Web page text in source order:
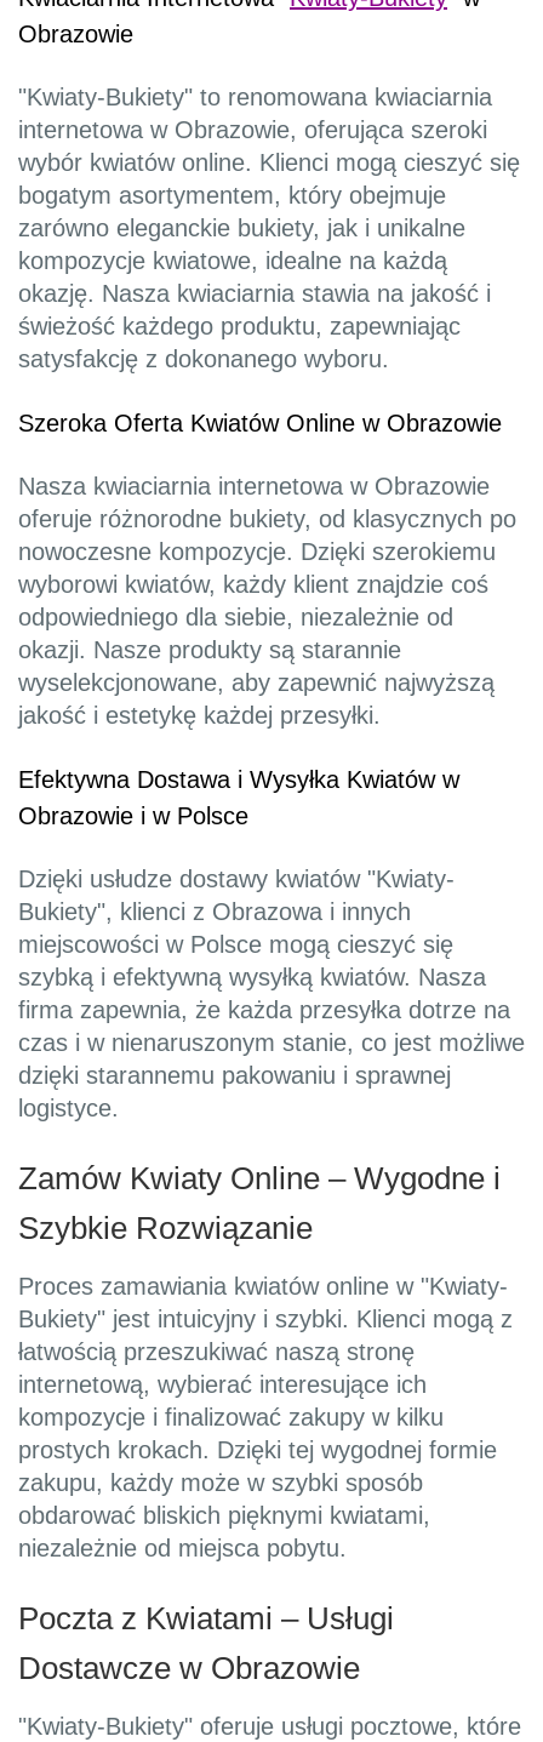
Obrazowie
"Kwiaty-Bukiety" to renomowana kwiaciarnia
internetowa w Obrazowie, oferująca szeroki
wybór kwiatów online. Klienci mogą cieszyć się
bogatym asortymentem, który obejmuje
zarówno eleganckie bukiety, jak i unikalne
kompozycje kwiatowe, idealne na każdą
okazję. Nasza kwiaciarnia stawia na jakość i
świeżość każdego produktu, zapewniając
satysfakcję z dokonanego wyboru.
Szeroka Oferta Kwiatów Online w Obrazowie
Nasza kwiaciarnia internetowa w Obrazowie
oferuje różnorodne bukiety, od klasycznych po
nowoczesne kompozycje. Dzięki szerokiemu
wyborowi kwiatów, każdy klient znajdzie coś
odpowiedniego dla siebie, niezależnie od
okazji. Nasze produkty są starannie
wyselekcjonowane, aby zapewnić najwyższą
jakość i estetykę każdej przesyłki.
Efektywna Dostawa i Wysyłka Kwiatów w
Obrazowie i w Polsce
Dzięki usłudze dostawy kwiatów "Kwiaty-
Bukiety", klienci z Obrazowa i innych
miejscowości w Polsce mogą cieszyć się
szybką i efektywną wysyłką kwiatów. Nasza
firma zapewnia, że każda przesyłka dotrze na
czas i w nienaruszonym stanie, co jest możliwe
dzięki starannemu pakowaniu i sprawnej
logistyce.
Zamów Kwiaty Online – Wygodne i
Szybkie Rozwiązanie
Proces zamawiania kwiatów online w "Kwiaty-
Bukiety" jest intuicyjny i szybki. Klienci mogą z
łatwością przeszukiwać naszą stronę
internetową, wybierać interesujące ich
kompozycje i finalizować zakupy w kilku
prostych krokach. Dzięki tej wygodnej formie
zakupu, każdy może w szybki sposób
obdarować bliskich pięknymi kwiatami,
niezależnie od miejsca pobytu.
Poczta z Kwiatami – Usługi
Dostawcze w Obrazowie
"Kwiaty-Bukiety" oferuje usługi pocztowe, które